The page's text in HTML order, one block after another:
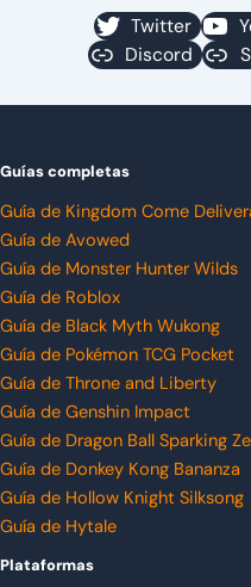
Twitter
Discord
Guías completas
Guía de Kingdom Come
Guía de Avowed
Guía de Monster Hunter Wilds
Guía de Roblox
Guía de Black Myth Wukong
Guía de Pokémon TCG Pocket
Guía de Throne and Liberty
Guía de Genshin Impact
Guía de Dragon Ball Sparking
Guía de Donkey Kong Bananza
Guía de Hollow Knight Silksong
Guía de Hytale
Plataformas